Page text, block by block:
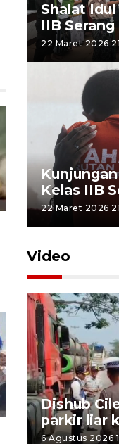
Shalat
IIB Serang
22 Maret 2026
Kelas IIB
22 Maret 2026
Video
Dishub
parkir liar
6 Agustus 2026